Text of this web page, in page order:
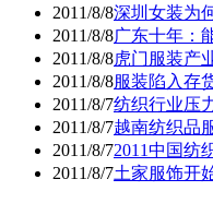
2011/8/8深圳女装为
2011/8/8广东十年：
2011/8/8虎门服装产
2011/8/8服装陷入存
2011/8/7纺织行业压
2011/8/7越南纺织品
2011/8/72011中国纺
2011/8/7土家服饰开